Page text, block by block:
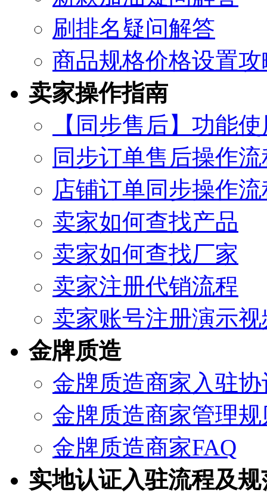
刷排名疑问解答
商品规格价格设置攻
卖家操作指南
【同步售后】功能
同步订单售后操作
店铺订单同步操作
卖家如何查找产品
卖家如何查找厂家
卖家注册代销流程
卖家账号注册演示视
金牌质造
金牌质造商家入驻协
金牌质造商家管理规
金牌质造商家FAQ
实地认证入驻流程及规